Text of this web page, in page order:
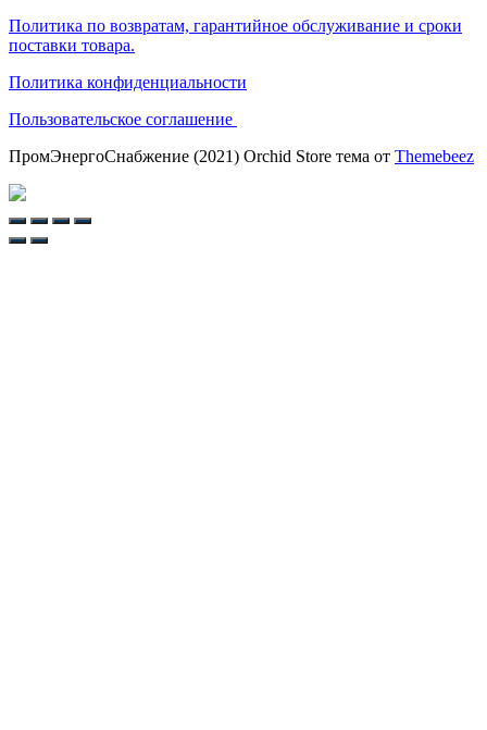
Политика по возвратам, гарантийное обслуживание и сроки
поставки товара.
Политика конфиденциальности
Пользовательское соглашение
ПромЭнергоСнабжение (2021) Orchid Store тема от Themebeez